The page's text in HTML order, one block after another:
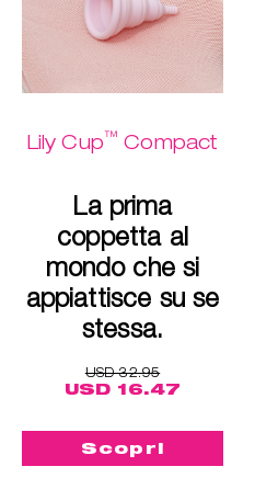
Lily Cup™ Compact
La prima
coppetta al
mondo che si
appiattisce su se
stessa.
USD 32.95
USD 16.47
Scopri